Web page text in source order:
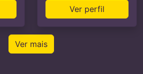
Ver perfil
Ver mais